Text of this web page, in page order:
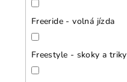
Freeride - volná jízda
Freestyle - skoky a triky